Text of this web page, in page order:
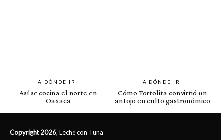
A DÓNDE IR
Así se cocina el norte en
Oaxaca
A DÓNDE IR
Cómo Tortolita convirtió un
antojo en culto gastronómico
Copyright 2026, Leche con Tuna